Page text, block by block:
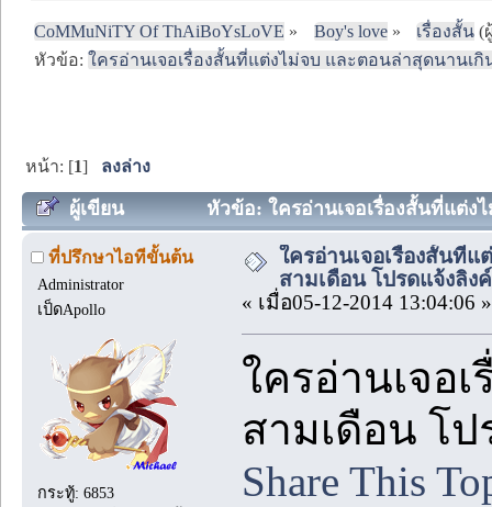
CoMMuNiTY Of ThAiBoYsLoVE » Boy's love» เรื่องสั้น(
หัวข้อ:ใครอ่านเจอเรื่องสั้นที่แต่งไม่จบ และตอนล่าสุดนานเ
หน้า: [1] ลงล่าง
ผู้เขียน หัวข้อ: ใครอ่านเจอเรื่องสั้นที่แต่ง
ที่ปรึกษาไอทีขั้นต้น
Administrator
เป็ดApollo
กระทู้: 6853
ใครอ่านเจอเรื่องสั้นที่
สามเดือน โปรดแจ้งลิง
« เมื่อ05-12-2014 13:04:06 »
ใครอ่านเจอ
สามเดือน โ
Share This